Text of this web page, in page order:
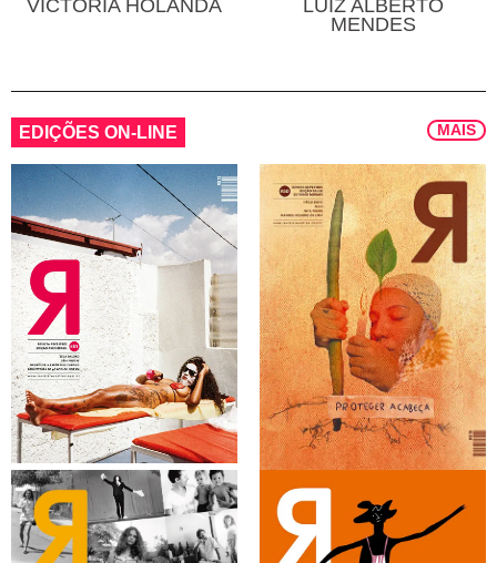
VICTÓRIA HOLANDA
LUIZ ALBERTO
MENDES
EDIÇÕES ON-LINE MAIS